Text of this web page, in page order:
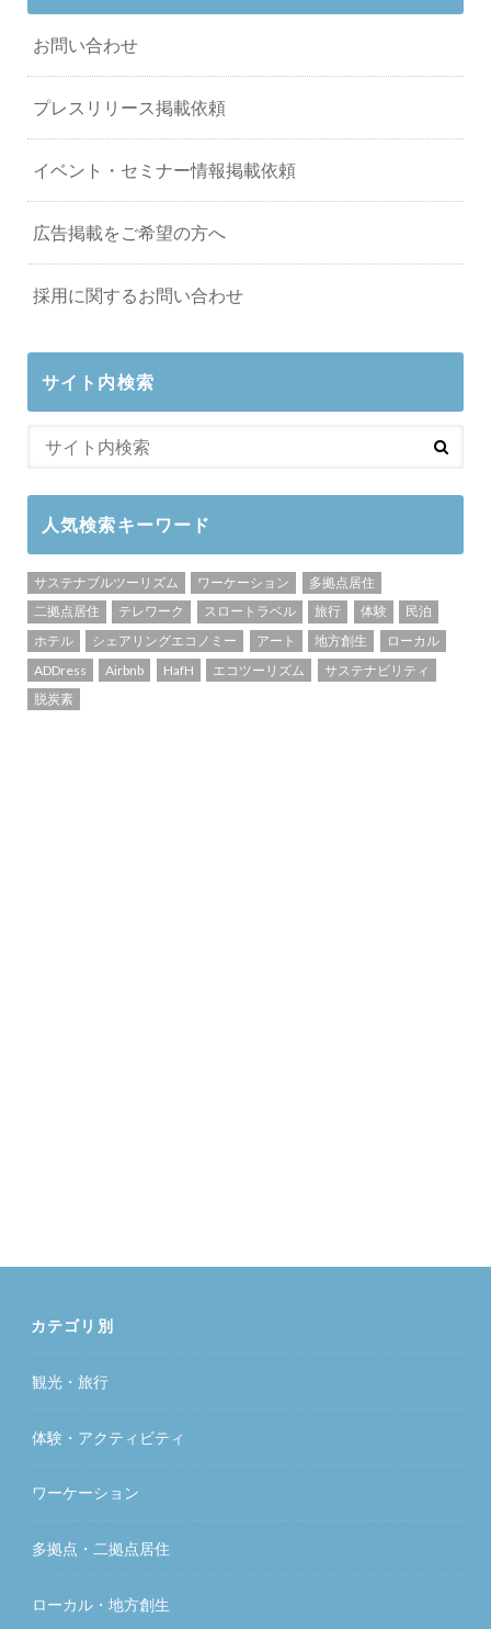
お問い合わせ
プレスリリース掲載依頼
イベント・セミナー情報掲載依頼
広告掲載をご希望の方へ
採用に関するお問い合わせ
サイト内検索
人気検索キーワード
サステナブルツーリズム ワーケーション
多拠点居住
二拠点居住
テレワーク スロートラベル 旅行 体験
民泊
ホテル
シェアリングエコノミー アート 地方創生
ローカル
ADDress
Airbnb HafH エコツーリズム
サステナビリティ
脱炭素
カテゴリ別
観光・旅行
体験・アクティビティ
ワーケーション
多拠点・二拠点居住
ローカル・地方創生